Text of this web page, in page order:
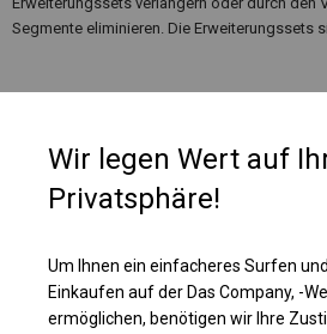
Segmente eliminieren. Die Erweiterungssets
Wir legen Wert auf
Privatsphäre!
Um Ihnen ein einfacheres Surfen
Einkaufen auf der Das Company, -
ermöglichen, benötigen wir Ihre